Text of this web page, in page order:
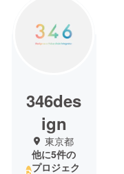
346des
ign
東京都
他に5件の
プロジェク